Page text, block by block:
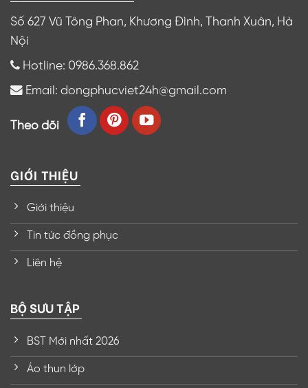
Số 627 Vũ Tông Phan, Khương Đình, Thanh Xuân, Hà
Nội
Hotline: 0986.368.862
Email: dongphucviet24h@gmail.com
Theo dõi
GIỚI THIỆU
Giới thiệu
Tin tức đồng phục
Liên hệ
BỘ SƯU TẬP
BST Mới nhất 2026
Áo thun lớp